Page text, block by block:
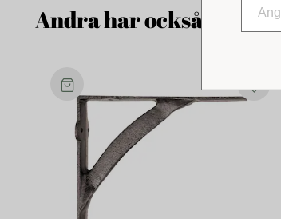
Andra har också tittat